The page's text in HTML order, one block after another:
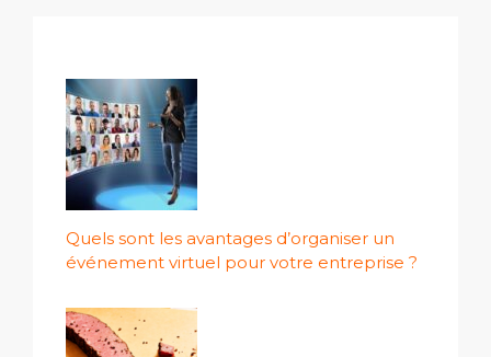
Quels sont les avantages d’organiser un
événement virtuel pour votre entreprise ?